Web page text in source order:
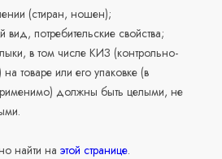
(стиран, ношен);
потребительские свойства;
в том числе КИЗ (контрольно-
товаре или его упаковке (в
должны быть целыми, не
найти на этой странице.